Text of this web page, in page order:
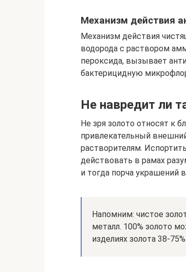
Механизм действия
Механизм действия
водорода с раствором
пероксида, вызывает
бактерицидную
Не навредит ли
Не зря золото относят к
привлекательный
растворителям.
действовать в рамах
и тогда порча украшений
Напомним: чистое
металл. 100% золото
изделиях золота 38-